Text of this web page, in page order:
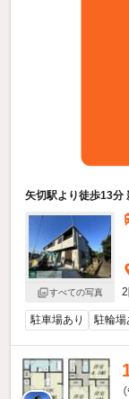
矢切駅より徒歩13分
すべての写真
駐車場あり 駐輪場